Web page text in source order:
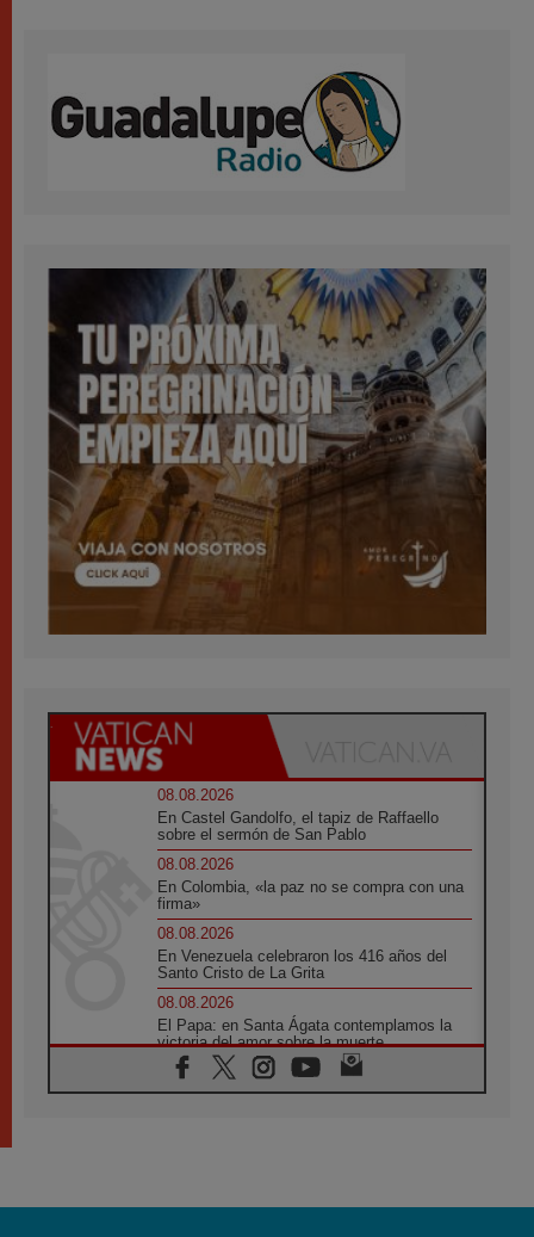
08.08.2026
En Castel Gandolfo, el tapiz de Raffaello
sobre el sermón de San Pablo
08.08.2026
En Colombia, «la paz no se compra con una
firma»
08.08.2026
En Venezuela celebraron los 416 años del
Santo Cristo de La Grita
08.08.2026
El Papa: en Santa Ágata contemplamos la
victoria del amor sobre la muerte
08.08.2026
León XIV visitará el Santuario de la Madre
07.08.2026